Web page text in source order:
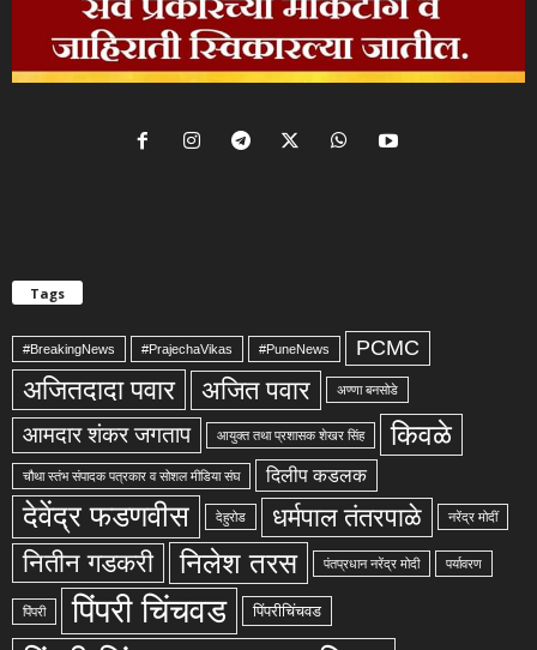
Tags
#BreakingNews #PrajechaVikas #PuneNews PCMC
अजितदादा पवार अजित पवार अण्णा बनसोडे
आमदार शंकर जगताप आयुक्त तथा प्रशासक शेखर सिंह किवळे
चौथा स्तंभ संपादक पत्रकार व सोशल मीडिया संघ दिलीप कडलक
देवेंद्र फडणवीस देहुरोड धर्मपाल तंतरपाळे नरेंद्र मोदीं
नितीन गडकरी निलेश तरस पंतप्रधान नरेंद्र मोदी पर्यावरण
पिंपरी पिंपरी चिंचवड पिंपरीचिंचवड